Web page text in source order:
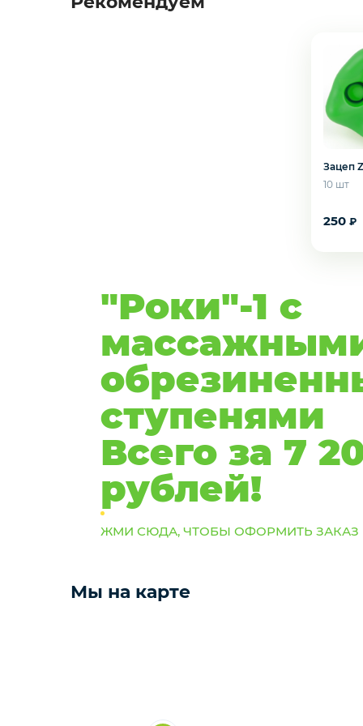
Зацеп
10 шт
250 ₽
"Роки"-1 с
ступенями
Всего за 7
рублей!
ЖМИ СЮДА, ЧТОБЫ ОФОРМИТЬ ЗАКАЗ
Мы на карте